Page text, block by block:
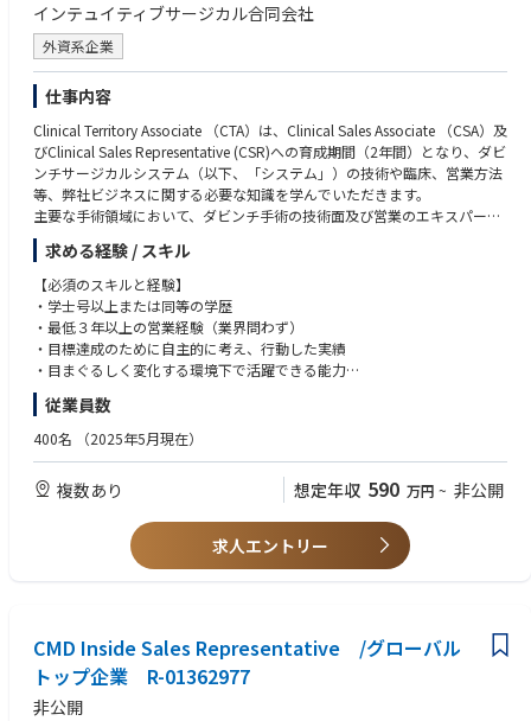
インテュイティブサージカル合同会社
外資系企業
仕事内容
Clinical Territory Associate （CTA）は、Clinical Sales Associate （CSA）及
びClinical Sales Representative (CSR)への育成期間（2年間）となり、ダビ
ンチサージカルシステム（以下、「システム」）の技術や臨床、営業方法
等、弊社ビジネスに関する必要な知識を学んでいただきます。
主要な手術領域において、ダビンチ手術の技術面及び営業のエキスパート
となるためのトレーニングを受け、配属されたエリアでの営業活動を通し
てシステム導入後の稼働率を最大化するサポートを行います。
基本的な職務
• 医師や医療スタッフに対して、ダビンチ手術テクノロジートレーニング
パスウェイ（初症例を実施される前に修了いただくことが必須となるトレ
ーニングプログラム）とスキルアップ過程について説明する。
• 医師や医療スタッフに対して、オンサイトトレーニング（実機を使用し
研修）を実施する。
• 担当施設全診療科のTR100トレーニング（ダビンチ執刀医が認定証取得
のために行うラボトレーニング）の練習を担当する。
• 医師や医療スタッフに対して、製品のデモンストレーションやインサー
ビス（製品の説明と実際にシステムを触りながら理解していただく）を主
• システムを使用した手術に立会い、製品の安全使用のためにサポートす
式の採用に繋がる営業活動、マーケティング活動のサポートやコーディネ
ーションを行う。
• 日報（営業・症例報告、営業活動の結果）や経費精算、社内オンライン
トレーニングや社内システムを使用した事務処理を行う。
求める経験 / スキル
【必須のスキルと経験】
・学士号以上または同等の学歴
・最低３年以上の営業経験（業界問わず）
・目標達成のために自主的に考え、行動した実績
・目まぐるしく変化する環境下で活躍できる能力
・誠実さ、素直さを兼ね備え、責任感を持った行動ができる方
・MS Office（Excel/Word/PPT）の基礎的な知識
・日本語ネイティブ、もしくはN1相当レベル
【望ましいスキルと経験】
・医療業界、特に医療機器業界経験者
従業員数
400名 （2025年5月現在）
複数あり 想定年収 590 万円 ~ 非公開
求人エントリー
CMD Inside Sales Representative /グローバル
トップ企業 R-01362977
非公開